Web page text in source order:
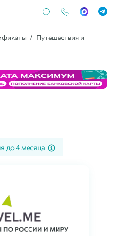
Путешествия и
до4 месяца